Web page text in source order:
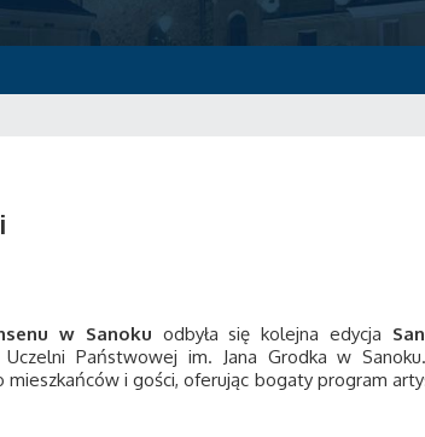
w Sanoku odbyła się kolejna edycja
Państwowej im. Jana Grodka w
mieszkańców i gości, oferując bogaty program